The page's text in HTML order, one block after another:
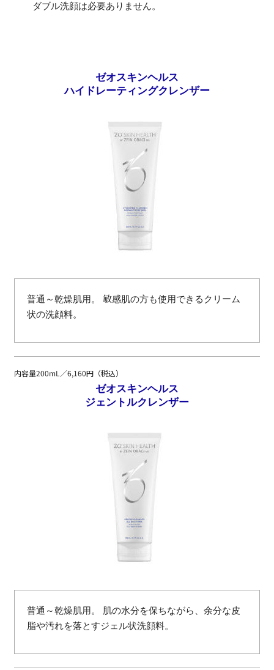
ダブル洗顔は必要ありません。
ゼオスキンヘルス
ハイドレーティングクレンザー
普通～乾燥肌用。 敏感肌の方も使用できるクリーム
状の洗顔料。
内容量200mL／6,160円（税込）
ゼオスキンヘルス
ジェントルクレンザー
普通～乾燥肌用。 肌の水分を保ちながら、余分な皮
脂や汚れを落とすジェル状洗顔料。